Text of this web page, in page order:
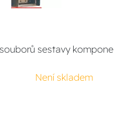
sestavy kompone
Není skladem